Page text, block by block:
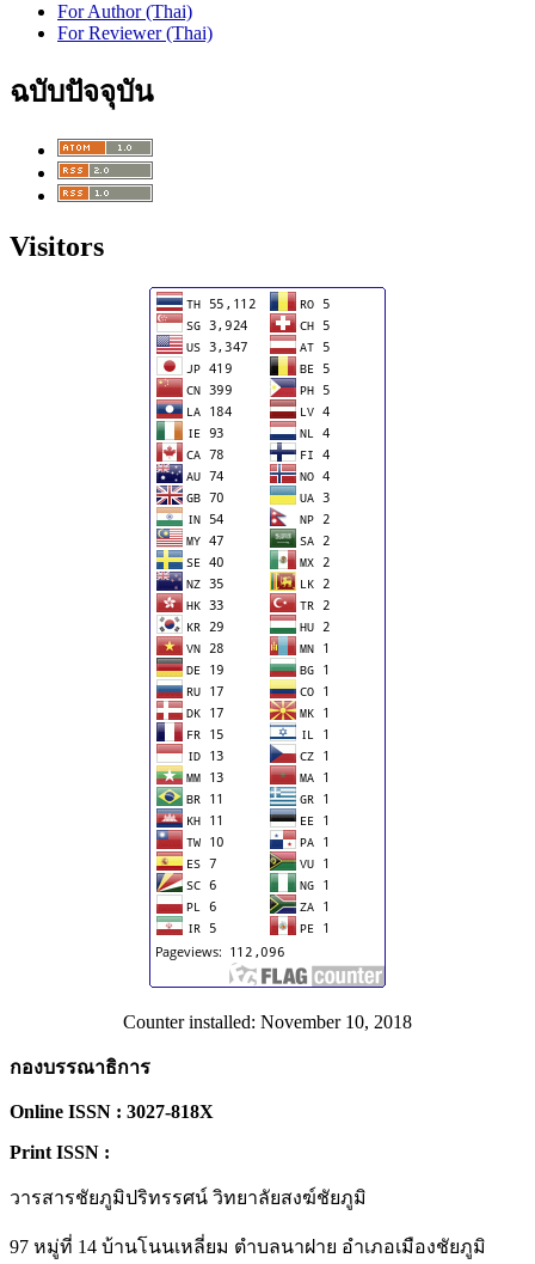
For Author (Thai)
For Reviewer (Thai)
ฉบับปัจจุบัน
Visitors
Counter installed: November 10, 2018
กองบรรณาธิการ
Online ISSN : 3027-818X
Print ISSN :
วารสารชัยภูมิปริทรรศน์ วิทยาลัยสงฆ์ชัยภูมิ
97 หมู่ที่ 14 บ้านโนนเหลี่ยม ตำบลนาฝาย อำเภอเมืองชัยภูมิ